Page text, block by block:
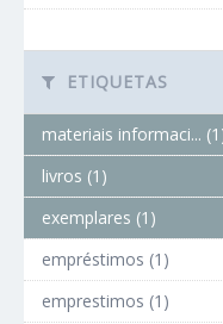
ETIQUETAS
materiais informaci...
livros (1)
exemplares (1)
empréstimos (1)
emprestimos (1)